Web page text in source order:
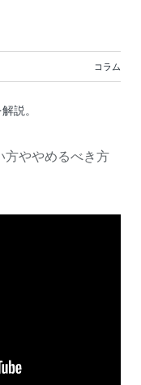
コラム
説。
方ややめるべき方